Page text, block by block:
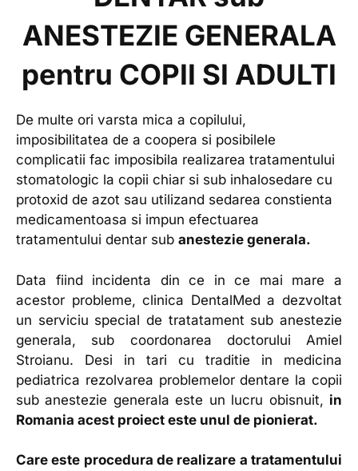
ANESTEZIE GENERALA
pentru COPII SI ADULTI
De multe ori varsta mica a copilului,
imposibilitatea de a coopera si posibilele
complicatii fac imposibila realizarea tratamentului
stomatologic la copii chiar si sub inhalosedare cu
protoxid de azot sau utilizand sedarea constienta
medicamentoasa si impun efectuarea
tratamentului dentar sub anestezie generala.
Data fiind incidenta din ce in ce mai mare a
acestor probleme, clinica DentalMed a dezvoltat
un serviciu special de tratatament sub anestezie
generala, sub coordonarea doctorului Amiel
Stroianu. Desi in tari cu traditie in medicina
pediatrica rezolvarea problemelor dentare la copii
sub anestezie generala este un lucru obisnuit, in
Romania acest proiect este unul de pionierat.
Care este procedura de realizare a tratamentului